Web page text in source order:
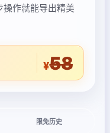
操作就能导出精美
¥58
限免历史